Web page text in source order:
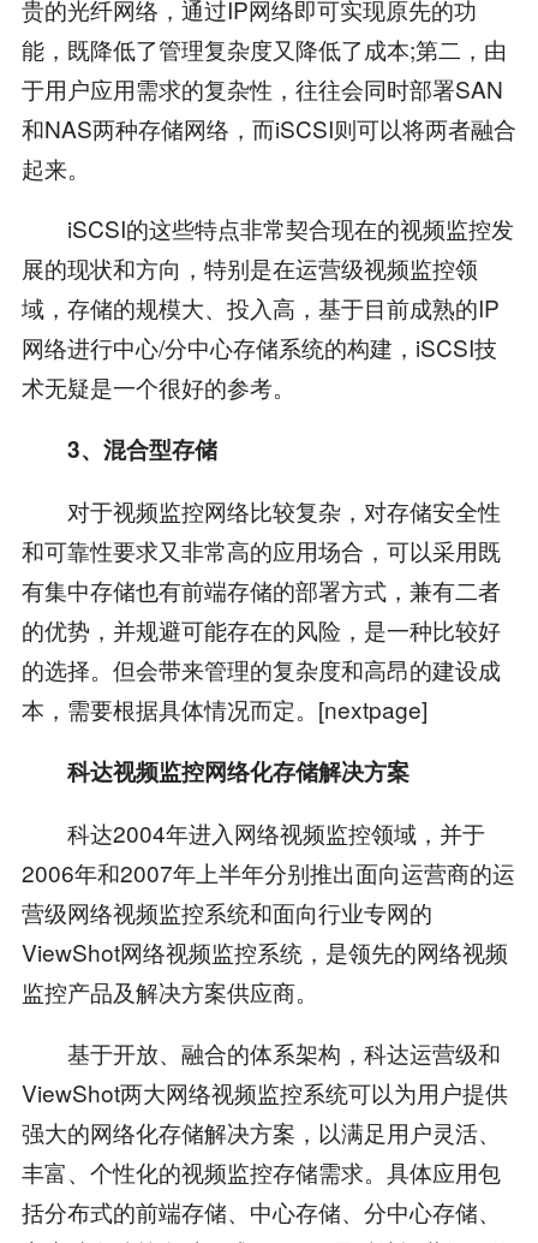
贵的光纤网络，通过IP网络即可实现原先的功
能，既降低了管理复杂度又降低了成本;第二，由
于用户应用需求的复杂性，往往会同时部署SAN
和NAS两种存储网络，而iSCSI则可以将两者融合
起来。
iSCSI的这些特点非常契合现在的视频监控发
展的现状和方向，特别是在运营级视频监控领
域，存储的规模大、投入高，基于目前成熟的IP
网络进行中心/分中心存储系统的构建，iSCSI技
术无疑是一个很好的参考。
3、混合型存储
对于视频监控网络比较复杂，对存储安全性
和可靠性要求又非常高的应用场合，可以采用既
有集中存储也有前端存储的部署方式，兼有二者
的优势，并规避可能存在的风险，是一种比较好
的选择。但会带来管理的复杂度和高昂的建设成
本，需要根据具体情况而定。[nextpage]
科达视频监控网络化存储解决方案
科达2004年进入网络视频监控领域，并于
2006年和2007年上半年分别推出面向运营商的运
营级网络视频监控系统和面向行业专网的
ViewShot网络视频监控系统，是领先的网络视频
监控产品及解决方案供应商。
基于开放、融合的体系架构，科达运营级和
ViewShot两大网络视频监控系统可以为用户提供
强大的网络化存储解决方案，以满足用户灵活、
丰富、个性化的视频监控存储需求。具体应用包
括分布式的前端存储、中心存储、分中心存储、